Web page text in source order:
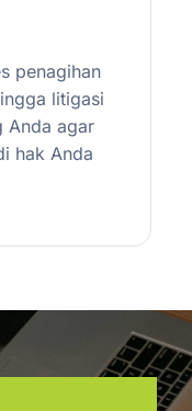
penagihan
litigasi
Anda agar
hak Anda